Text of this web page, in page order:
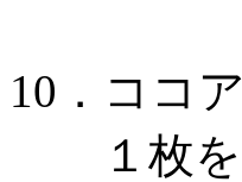
10．ココ
１枚を